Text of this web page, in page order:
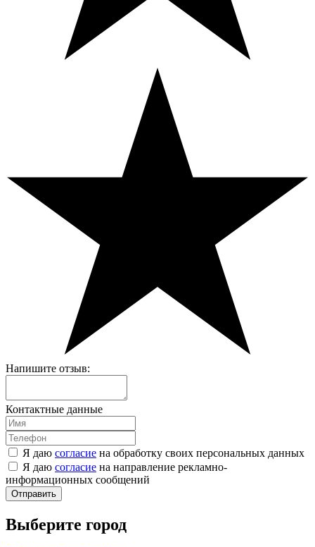
Напишите отзыв:
Контактные данные
Я даю согласие на обработку своих персональных данных
Я даю согласие на направление рекламно-
информационных сообщений
Отправить
Выберите город